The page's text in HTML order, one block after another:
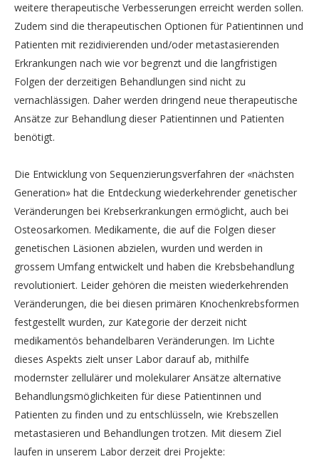
weitere therapeutische Verbesserungen erreicht werden sollen.
Zudem sind die therapeutischen Optionen für Patientinnen und
Patienten mit rezidivierenden und/oder metastasierenden
Erkrankungen nach wie vor begrenzt und die langfristigen
Folgen der derzeitigen Behandlungen sind nicht zu
vernachlässigen. Daher werden dringend neue therapeutische
Ansätze zur Behandlung dieser Patientinnen und Patienten
benötigt.
Die Entwicklung von Sequenzierungsverfahren der «nächsten
Generation» hat die Entdeckung wiederkehrender genetischer
Veränderungen bei Krebserkrankungen ermöglicht, auch bei
Osteosarkomen. Medikamente, die auf die Folgen dieser
genetischen Läsionen abzielen, wurden und werden in
grossem Umfang entwickelt und haben die Krebsbehandlung
revolutioniert. Leider gehören die meisten wiederkehrenden
Veränderungen, die bei diesen primären Knochenkrebsformen
festgestellt wurden, zur Kategorie der derzeit nicht
medikamentös behandelbaren Veränderungen. Im Lichte
dieses Aspekts zielt unser Labor darauf ab, mithilfe
modernster zellulärer und molekularer Ansätze alternative
Behandlungsmöglichkeiten für diese Patientinnen und
Patienten zu finden und zu entschlüsseln, wie Krebszellen
metastasieren und Behandlungen trotzen. Mit diesem Ziel
laufen in unserem Labor derzeit drei Projekte: